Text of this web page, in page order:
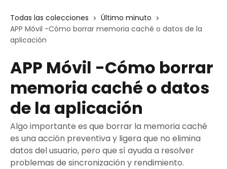
Todas las colecciones
Último minuto
APP Móvil -Cómo borrar memoria caché o datos de la
aplicación
APP Móvil -Cómo borrar
memoria caché o datos
de la aplicación
Algo importante es que borrar la memoria caché
es una acción preventiva y ligera que no elimina
datos del usuario, pero que sí ayuda a resolver
problemas de sincronización y rendimiento.